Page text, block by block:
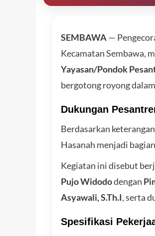
SEMBAWA—
Kecamatan Sembawa,
Yayasan/Pondok
bergotong royong
Dukungan
Berdasarkan
Hasanah menjadi
Kegiatan ini disebut
Pujo Widododengan
Asyawali, S.Th.I, serta
Spesifikasi